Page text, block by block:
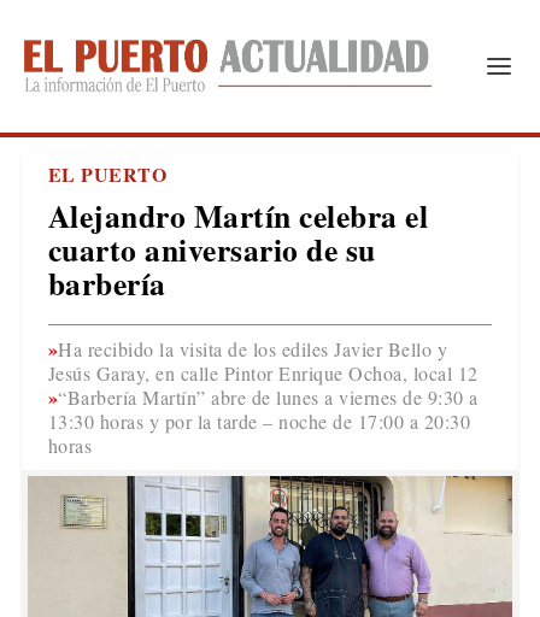
EL PUERTO
Alejandro Martín celebra el
cuarto aniversario de su
barbería
Ha recibido la visita de los ediles Javier Bello y
Jesús Garay, en calle Pintor Enrique Ochoa, local 12
“Barbería Martín” abre de lunes a viernes de 9:30 a
13:30 horas y por la tarde – noche de 17:00 a 20:30
horas